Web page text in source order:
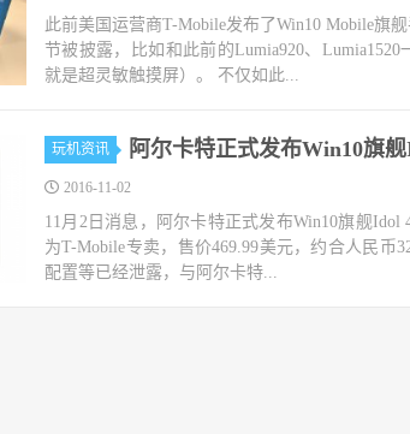
此前美国运营商T-Mobile发布了Win10 Mobile旗
节被披露，比如和此前的Lumia920、
就是超灵敏触摸屏）。 不仅如此...
玩机资讯 阿尔卡特正式发布Win10旗
2016-11-02
11月2日消息，阿尔卡特正式发布Win10旗舰Idol
为T-Mobile专卖，售价469.99美元，约合人民币
配置等已经泄露，与阿尔卡特...